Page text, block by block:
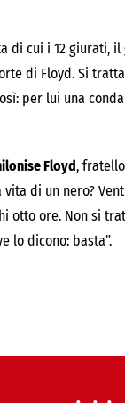
di cui i 12 giurati,
di Floyd. Si
per lui una
Floyd,
di un nero?
otto ore. Non si
lo dicono: basta”.